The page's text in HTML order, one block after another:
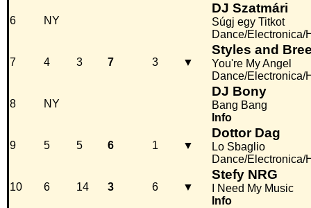
6 NY
DJ Szatmári
Súgj egy Titkot
Dance/Electronica/
7 4 3 7 3 ▼
Styles and
You're My Angel
Dance/Electronica/
8 NY
DJ Bony
Bang Bang
Info
9 5 5 6 1 ▼
Dottor Dag
Lo Sbaglio
Dance/Electronica/
10 6 14 3 6 ▼
Stefy NRG
I Need My Music
Info